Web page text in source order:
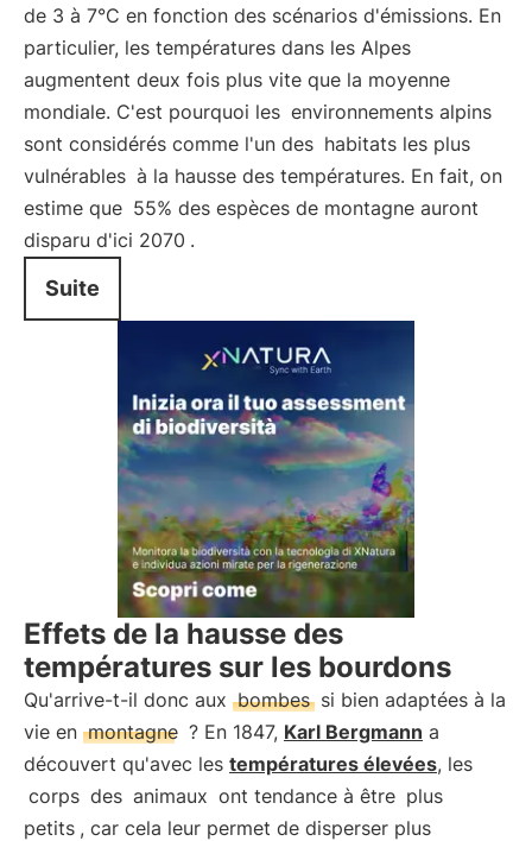
de 3 à 7°C en fonction des scénarios d'émissions. En
particulier, les températures dans les Alpes
augmentent deux fois plus vite que la moyenne
mondiale. C'est pourquoi les environnements alpins
sont considérés comme l'un des habitats les plus
vulnérables à la hausse des températures. En fait, on
estime que 55% des espèces de montagne auront
disparu d'ici 2070 .
Suite
Effets de la hausse des
températures sur les bourdons
Qu'arrive-t-il donc aux bombes si bien adaptées à la
vie en montagne ? En 1847, Karl Bergmann a
découvert qu'avec les températures élevées, les
corps des animaux ont tendance à être plus
petits , car cela leur permet de disperser plus